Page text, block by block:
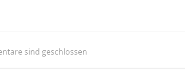
sind geschlossen